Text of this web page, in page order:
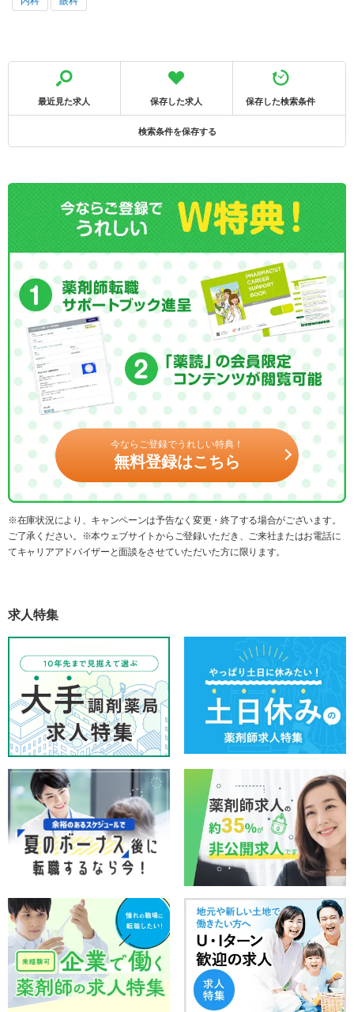
最近見た求人 保存した求人 保存した検索条件
検索条件を保存する
今ならご登録でうれしい特典！
無料登録はこちら
※在庫状況により、キャンペーンは予告なく変更・終了する場合がございます。
ご了承ください。※本ウェブサイトからご登録いただき、ご来社またはお電話に
てキャリアアドバイザーと面談をさせていただいた方に限ります。
求人特集